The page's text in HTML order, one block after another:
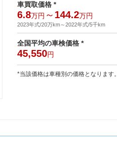
車買取価格 *
6.8万円 ～ 144.2万円
2023年式/20万km～2022年式/5千km
全国平均の車検価格 *
45,550円
*当該価格は車種別の価格となります。